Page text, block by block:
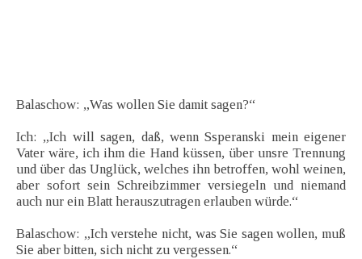
Balaschow: „Was wollen Sie damit sagen?“
Ich: „Ich will sagen, daß, wenn Ssperanski mein eigener
Vater wäre, ich ihm die Hand küssen, über unsre Trennung
und über das Unglück, welches ihn betroffen, wohl weinen,
aber sofort sein Schreibzimmer versiegeln und niemand
auch nur ein Blatt herauszutragen erlauben würde.“
Balaschow: „Ich verstehe nicht, was Sie sagen wollen, muß
Sie aber bitten, sich nicht zu vergessen.“